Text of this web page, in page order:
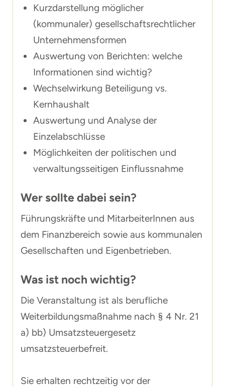
Kurzdarstellung möglicher
(kommunaler) gesellschaftsrechtlicher
Unternehmensformen
Auswertung von Berichten: welche
Informationen sind wichtig?
Wechselwirkung Beteiligung vs.
Kernhaushalt
Auswertung und Analyse der
Einzelabschlüsse
Möglichkeiten der politischen und
verwaltungsseitigen Einflussnahme
Wer sollte dabei sein?
Führungskräfte und MitarbeiterInnen aus
dem Finanzbereich sowie aus kommunalen
Gesellschaften und Eigenbetrieben.
Was ist noch wichtig?
Die Veranstaltung ist als berufliche
Weiterbildungsmaßnahme nach § 4 Nr. 21
a) bb) Umsatzsteuergesetz
umsatzsteuerbefreit.
Sie erhalten rechtzeitig vor der